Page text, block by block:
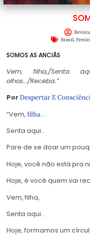
Brasil,
SOMOS AS ANCIÃS
Vem, filha,/Senta
olhos…/Receba.”
PorDespertar E
“Vem, filha…
Senta aqui…
Pare de se doar um
Hoje, você não está pra
Hoje, é você quem vai
Vem, filha,
Senta aqui…
Hoje, formamos um